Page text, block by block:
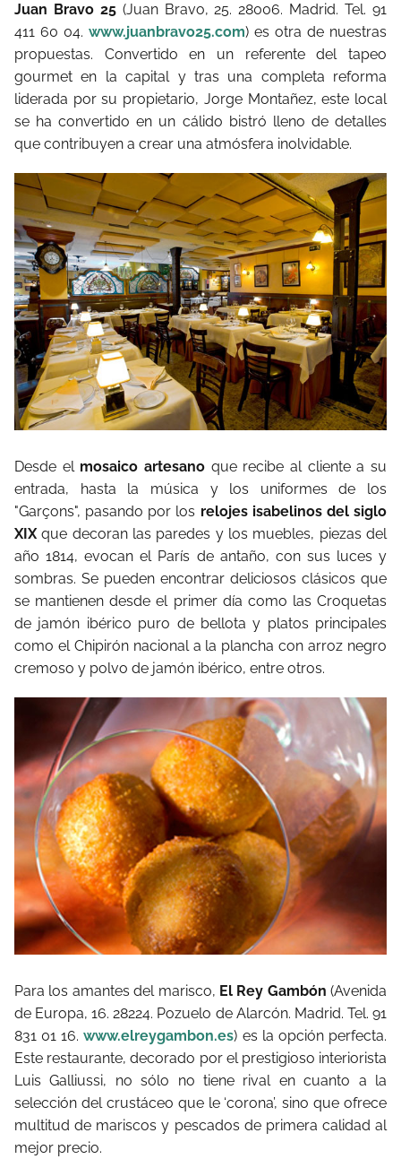
Juan Bravo 25(Juan Bravo, 25. 28006. Madrid. Tel. 91
411 60 04. www.juanbravo25.com) es otra de nuestras
propuestas. Convertido en un referente del tapeo
gourmet en la capital y tras una completa reforma
liderada por su propietario, Jorge Montañez, este local
se ha convertido en un cálido bistró lleno de detalles
que contribuyen a crear una atmósfera inolvidable.
Desde el mosaico artesano que recibe al cliente a su
entrada, hasta la música y los uniformes de los
"Garçons", pasando por los relojes isabelinos del siglo
XIXque decoran las paredes y los muebles, piezas del
año 1814, evocan el París de antaño, con sus luces y
sombras. Se pueden encontrar deliciosos clásicos que
se mantienen desde el primer día como las Croquetas
de jamón ibérico puro de bellota y platos principales
como el Chipirón nacional a la plancha con arroz negro
cremoso y polvo de jamón ibérico, entre otros.
Para los amantes del marisco, El Rey Gambón (Avenida
de Europa, 16. 28224. Pozuelo de Alarcón. Madrid. Tel. 91
831 01 16.www.elreygambon.es) es la opción perfecta.
Este restaurante, decorado por el prestigioso interiorista
Luis Galliussi, no sólo no tiene rival en cuanto a la
selección del crustáceo que le ‘corona’, sino que ofrece
multitud de mariscos y pescados de primera calidad al
mejor precio.